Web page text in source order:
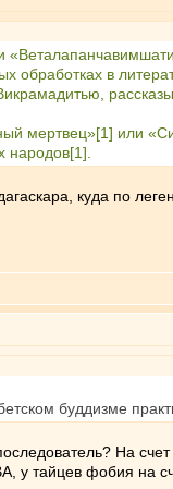
обработках в
мертвец»[1] или
народов[1].
куда по
буддизме
На
у тайцев фобия на